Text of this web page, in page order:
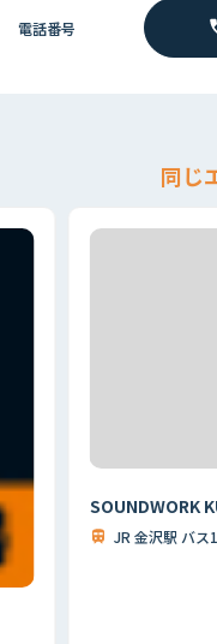
電話番号
同じ
SOUNDWORK
JR 金沢駅 バス